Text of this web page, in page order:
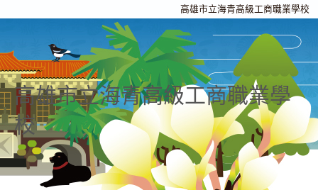
高雄市立海青高級工商職業學校
高雄市立海青高級工商職業學
校